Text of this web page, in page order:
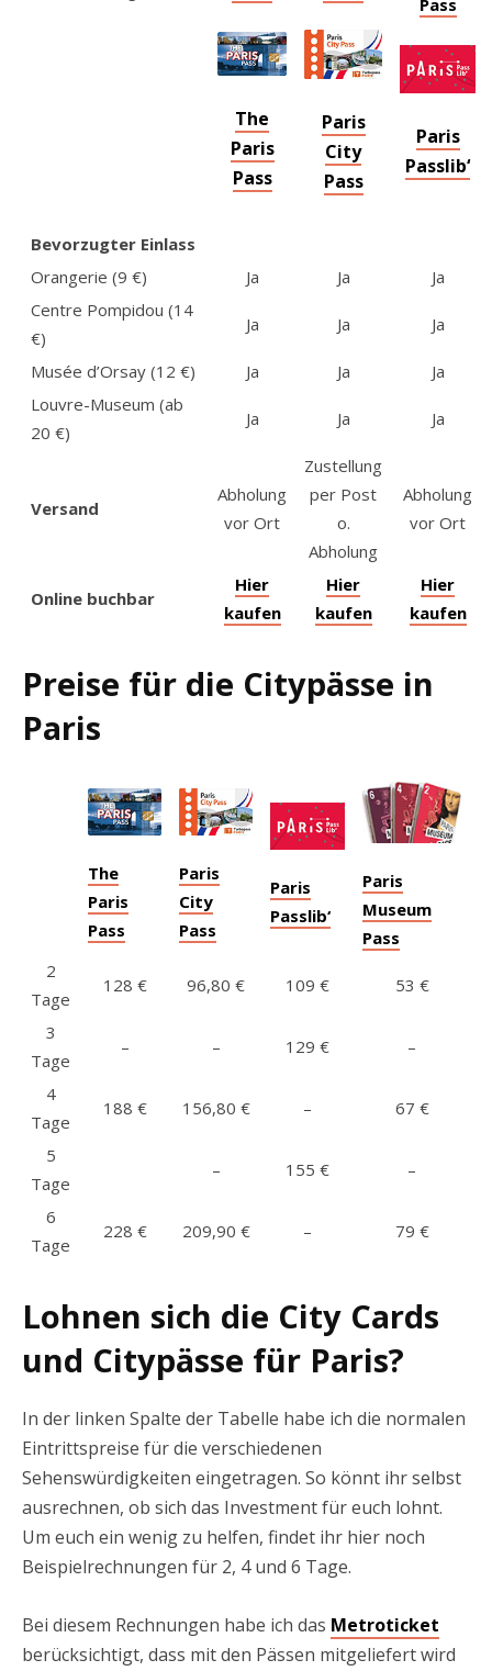
Pass
The
Paris
Pass
Paris
City
Pass
Paris
Passlib‘
Bevorzugter Einlass
Orangerie (9 €)
Ja Ja
Ja
Centre Pompidou (14
€)
Ja Ja Ja
Musée d’Orsay (12 €) Ja Ja
Ja
Louvre-Museum (ab
20 €)
Ja Ja Ja
Versand
Abholung
vor Ort
Zustellung
per Post
o.
Abholung
Abholung
vor Ort
Online buchbar
Hier
kaufen
Hier
kaufen
Hier
kaufen
Preise für die Citypässe in
Paris
The
Paris
Pass
Paris
City
Pass
Paris
Passlib‘
Paris
Museum
Pass
2
Tage
128 € 96,80 € 109 € 53 €
3
Tage
– – 129 € –
4
Tage
188 € 156,80 € – 67 €
5
Tage
– 155 € –
6
Tage
228 € 209,90 € – 79 €
Lohnen sich die City Cards
und Citypässe für Paris?
In der linken Spalte der Tabelle habe ich die normalen
Eintrittspreise für die verschiedenen
Sehenswürdigkeiten eingetragen. So könnt ihr selbst
ausrechnen, ob sich das Investment für euch lohnt.
Um euch ein wenig zu helfen, findet ihr hier noch
Beispielrechnungen für 2, 4 und 6 Tage.
Bei diesem Rechnungen habe ich das Metroticket
berücksichtigt, dass mit den Pässen mitgeliefert wird